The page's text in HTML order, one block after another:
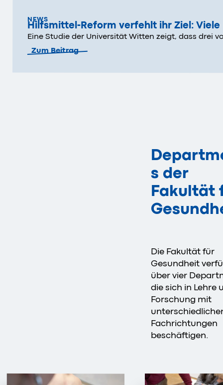
NEWS
Hilfsmittel-Reform verfehlt ihr Ziel:
Eine Studie der Universität Witten zeigt, dass drei
Zum Beitrag
s der
Fakultät
Die Fakultät für
Gesundheit
über vier
die sich in Lehre
Forschung mit
Fachrichtungen
beschäftigen.